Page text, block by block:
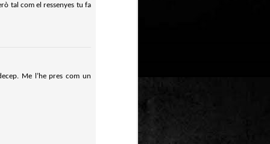
tal com el ressenyes tu fa
Me l’he pres com un
el relleu –a diferència de l’intocable